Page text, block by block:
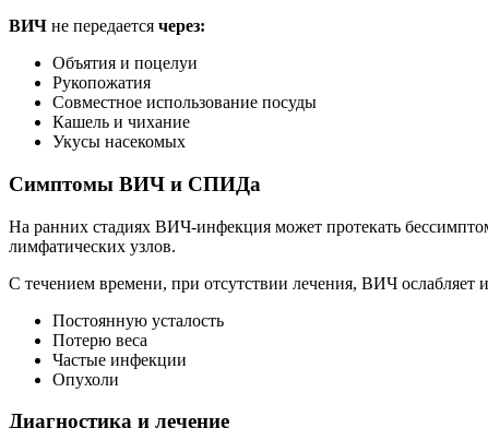
ВИЧ не передается через:
Объятия и поцелуи
Рукопожатия
Совместное использование посуды
Кашель и чихание
Укусы насекомых
Симптомы ВИЧ и СПИДа
На ранних стадиях ВИЧ-инфекция может протекать
лимфатических узлов.
С течением времени, при отсутствии лечения, ВИЧ
Постоянную усталость
Потерю веса
Частые инфекции
Опухоли
Диагностика и лечение